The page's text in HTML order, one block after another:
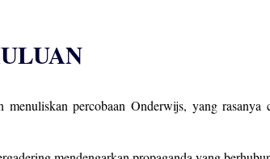
percobaan Onderwijs, yang rasanya